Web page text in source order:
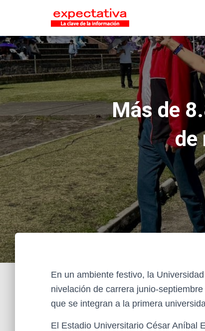
Más de
de
En un ambiente festivo, la
nivelación de carrera junio-
que se integran a la primera
El Estadio Universitario César Aníbal